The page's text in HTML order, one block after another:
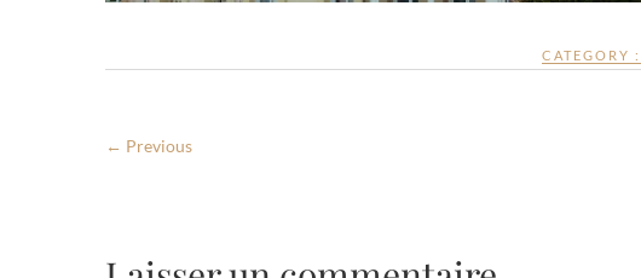
CATEGORY :
← Previous